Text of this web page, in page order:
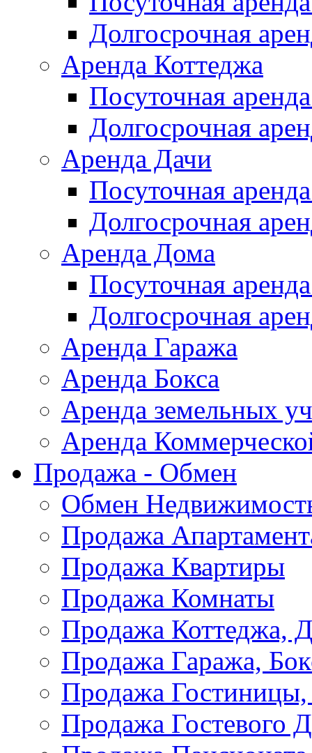
Долгосрочная
Аренда Коттеджа
Посуточная
Долгосрочная
Аренда Дачи
Посуточная
Долгосрочная
Аренда Дома
Посуточная
Долгосрочная
Аренда Гаража
Аренда Бокса
Аренда земельных
Аренда
Продажа - Обмен
Обмен
Продажа
Продажа Квартиры
Продажа Комнаты
Продажа Коттеджа,
Продажа Гаража,
Продажа
Продажа Гостевого